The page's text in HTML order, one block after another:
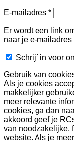
E-mailadres *Vereist
Er wordt een link
naar je e-mailadres
Schrijf in voor
Gebruik van
Als je cookies
makkelijker
meer relevante
cookies, ga dan
akkoord geef je
van noodzakelijke,
website. Als je